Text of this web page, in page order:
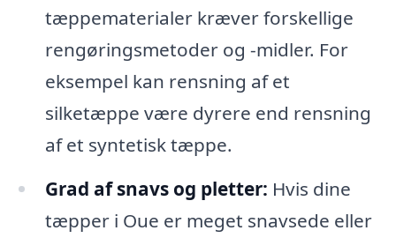
tæppematerialer kræver forskellige
rengøringsmetoder og -midler. For
eksempel kan rensning af et
silketæppe være dyrere end rensning
af et syntetisk tæppe.
Grad af snavs og pletter: Hvis dine
tæpper i Oue er meget snavsede eller